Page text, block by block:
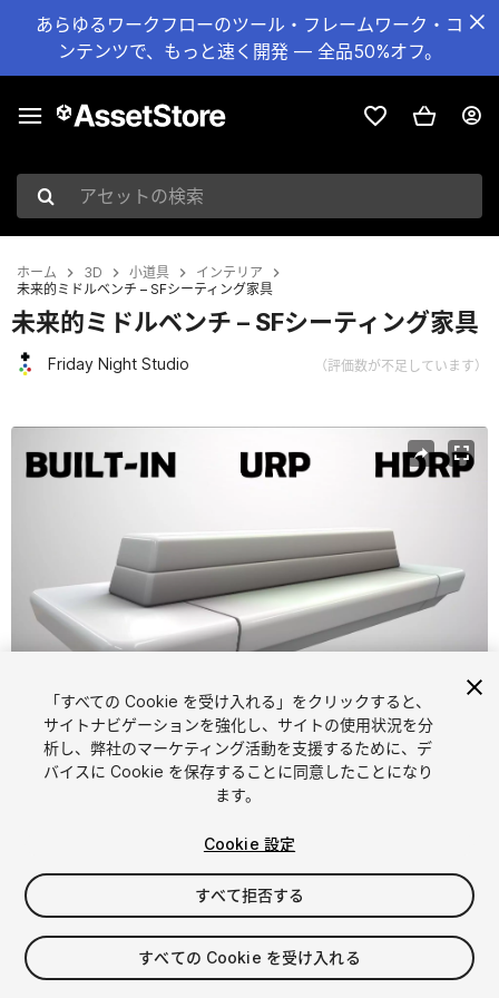
あらゆるワークフローのツール・フレームワーク・コ
ンテンツで、もっと速く開発 — 全品50%オフ。
アセットの検索
ホーム 3D 小道具
インテリア
未来的ミドルベンチ – SFシーティング家具
未来的ミドルベンチ – SFシーティング家具
Friday Night Studio （評価数が不足しています）
1 /9
$15
消費税は決済時に計算されます
「すべての Cookie を受け入れる」をクリックすると、
サイトナビゲーションを強化し、サイトの使用状況を分
析し、弊社のマーケティング活動を支援するために、デ
バイスに Cookie を保存することに同意したことになり
ます。
Cookie 設定
すべて拒否する
すべての Cookie を受け入れる